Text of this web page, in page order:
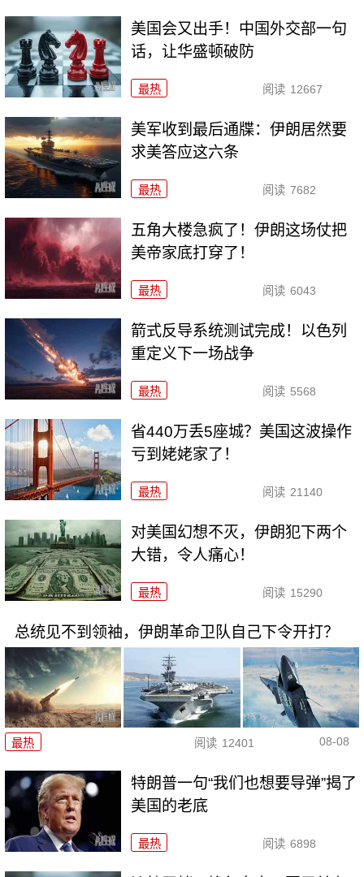
美国会又出手！中国外交部一句
话，让华盛顿破防
最热 阅读 12667
美军收到最后通牒：伊朗居然要
求美答应这六条
最热 阅读 7682
五角大楼急疯了！伊朗这场仗把
美帝家底打穿了！
最热 阅读 6043
箭式反导系统测试完成！以色列
重定义下一场战争
最热 阅读 5568
省440万丢5座城？美国这波操作
亏到姥姥家了！
最热 阅读 21140
对美国幻想不灭，伊朗犯下两个
大错，令人痛心！
最热 阅读 15290
总统见不到领袖，伊朗革命卫队自己下令开打？
最热 阅读 12401 08-08
特朗普一句“我们也想要导弹”揭了
美国的老底
最热 阅读 6898